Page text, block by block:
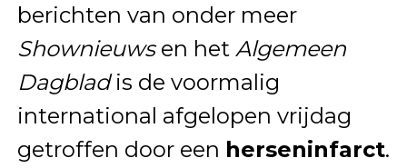
berichten van onder meer
Shownieuwsen het Algemeen
Dagbladis de voormalig
international afgelopen vrijdag
getroffen door een herseninfarct.